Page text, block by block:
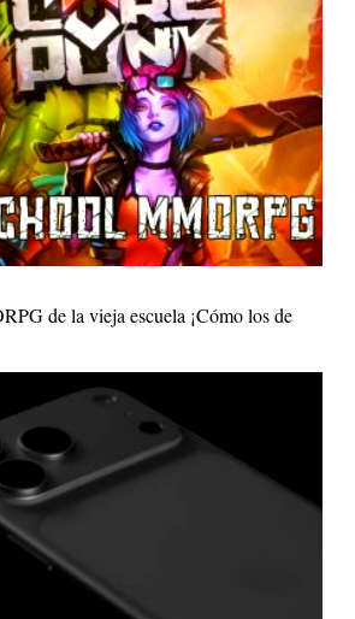
de la vieja escuela ¡Cómo los de